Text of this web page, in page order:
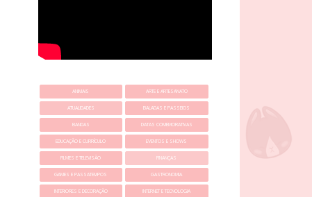
ANIMAIS ARTE E ARTESANATO
ATUALIDADES BALADAS E PASSEIOS
BANDAS DATAS COMEMORATIVAS
EDUCAÇÃO E CURRÍCULO EVENTOS E SHOWS
FILMES E TELEVISÃO FINANÇAS
GAMES E PASSATEMPOS GASTRONOMIA
INTERIORES E DECORAÇÃO INTERNET E TECNOLOGIA